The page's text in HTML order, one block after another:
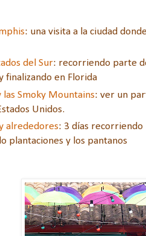
: una visita a la ciudad
del Sur: recorriendo parte
finalizando en Florida
Smoky Mountains: ver un
Unidos.
alrededores: 3 días recorriendo
plantaciones y los pantanos